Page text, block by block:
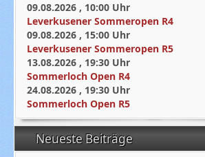
09.08.2026 , 10:00 Uhr
Leverkusener Sommeropen R4
09.08.2026 , 15:00 Uhr
Leverkusener Sommeropen R5
13.08.2026 , 19:30 Uhr
Sommerloch Open R4
24.08.2026 , 19:30 Uhr
Sommerloch Open R5
Neueste Beiträge